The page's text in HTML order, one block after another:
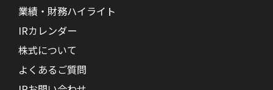
業績・財務ハイライト
IRカレンダー
株式について
よくあるご質問